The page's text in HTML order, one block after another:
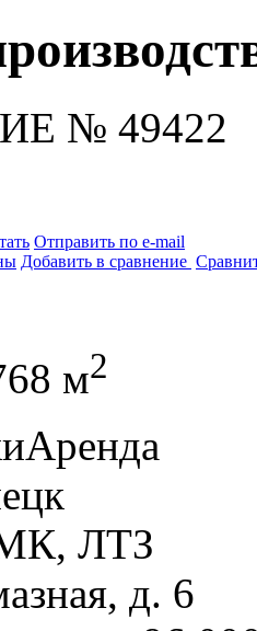
№ 49422
Отправить по e-mail
Добавить в сравнение
м2
Аренда
ЛТЗ
д. 6